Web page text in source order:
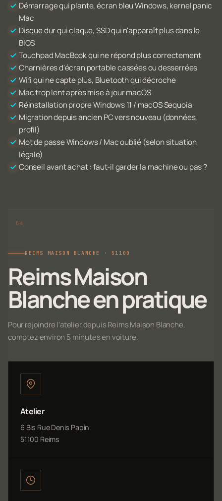
Démarrage qui plante, écran bleu Windows, kernel panic
Mac
Disque dur qui claque, SSD qui n'apparaît plus dans le
BIOS
Touchpad MacBook qui ne répond plus correctement
Charnières d'écran portable cassées ou desserrées
Wifi qui ne capte plus, Bluetooth qui décroche
Mac trop lent après mise à jour macOS
Réinstallation propre Windows 11 / macOS Sequoia
Migration depuis ancien PC vers nouveau (données,
profil)
Mot de passe Windows / Mac oublié (selon situation
légale)
Conseil avant achat : faut-il garder la machine ou pas ?
REIMS MAISON BLANCHE · 51100
Reims Maison
Blanche en pratique
Pour rejoindre l'atelier depuis Reims Maison Blanche,
comptez environ 5 minutes en voiture.
Atelier
6 Bis Rue Denis Papin
51100 Reims